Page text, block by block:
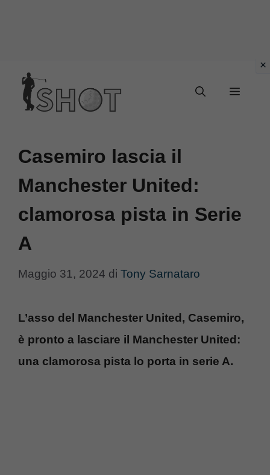
contenuto
Menu
Casemiro lascia il
Manchester United:
clamorosa pista in Serie
A
Maggio 31, 2024 di Tony Sarnataro
L’asso del Manchester United, Casemiro,
è pronto a lasciare il Manchester United:
una clamorosa pista lo porta in serie A.